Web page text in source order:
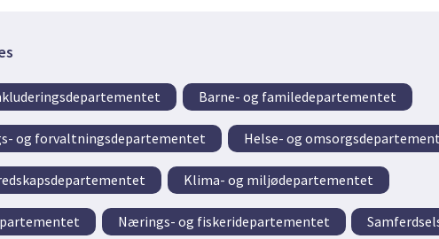
Barne- og familedepartementet
og forvaltningsdepartementet Helse- og
Klima- og miljødepartementet
Nærings- og fiskeridepartementet